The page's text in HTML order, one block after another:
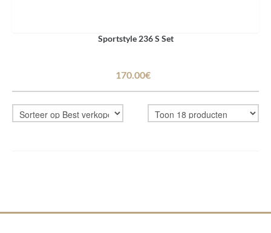
Sportstyle 236 S Set
170.00€